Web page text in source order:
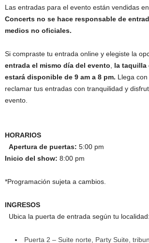
Las entradas para el evento están vendidas
Concerts no se hace responsable de
medios no oficiales.
Si compraste tu entrada online y elegiste la
entrada el mismo día del evento
la taquilla
estará disponible de 9 am a 8 pm. Llega
reclamar tus entradas con tranquilidad y
evento.
HORARIOS
Apertura de puertas: 5:00 pm
Inicio del show: 8:00 pm
*Programación sujeta a cambios.
INGRESOS
Ubica la puerta de entrada según tu localidad:
Puerta 2 – Suite norte, Party Suite,